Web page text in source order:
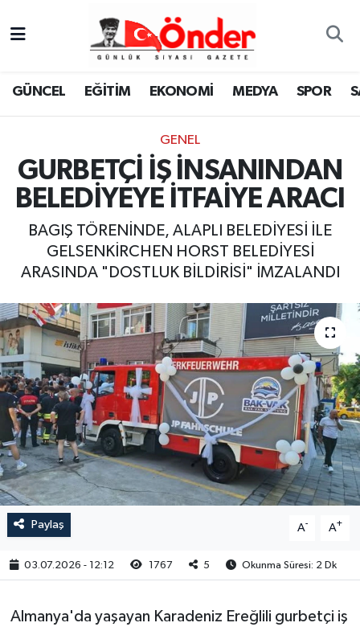
GÜNCEL EĞİTİM EKONOMİ MEDYA SPOR
GENEL
GURBETÇİ İŞ İNSANINDAN
BELEDİYEYE İTFAİYE ARACI
BAGIŞ TÖRENİNDE, ALAPLI BELEDİYESİ İLE
GELSENKİRCHEN HORST BELEDİYESİ
ARASINDA "DOSTLUK BİLDİRİSİ" İMZALANDI
Paylaş A- A+
03.07.2026 - 12:12 1767 5 Okunma Süresi: 2 Dk
Almanya'da yaşayan Karadeniz Ereğlili gurbetçi iş
GÜNCEL
MEDYA
SPOR
SAĞLIK
KÜLTÜR-SANAT
YAŞAM
RESMİ İLAN
Zonguldak Nöbetçi Eczaneler
Zonguldak Namaz Vakitleri
Zonguldak Trafik Yoğunluk Haritası
TFF 3.Lig 4.Grup Puan Durumu ve Fikstür
Tüm Manşetler
Son Dakika Haberleri
Haber Arşivi